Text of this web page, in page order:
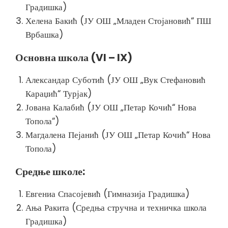
Градишка)
Хелена Бакић (ЈУ ОШ „Младен Стојановић“ ПШ
Врбашка)
Основна школа (VI – IX)
Александар Суботић (ЈУ ОШ „Вук Стефановић
Караџић“ Турјак)
Јована Калабић (ЈУ ОШ „Петар Кочић“ Нова
Топола“)
Магдалена Пејанић (ЈУ ОШ „Петар Кочић“ Нова
Топола)
Средње школе:
Евгениа Спасојевић (Гимназија Градишка)
Ања Ракита (Средња стручна и техничка школа
Градишка)